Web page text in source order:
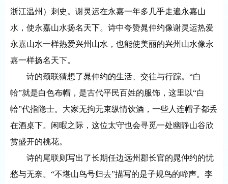
浙江温州）刺史。谢灵运在永嘉一年多几乎走遍永嘉山
水，使永嘉山水扬名天下。诗中夸赞晁仲约像谢灵运热爱
永嘉山水一样热爱兴州山水，也能使美丽的兴州山水像永
嘉一样扬名天下。
诗的颈联猜想了晁仲约的生活、交往与行踪。 “白
帢”就是白色布帽，是古代平民百姓的服饰，这里以“白
帢”代指隐士。大家无拘无束纵情饮酒，一些人连帽子都丢
在酒桌下。闲暇之际，这位太守也会寻觅一处幽静山谷欣
赏盛开的桃花。
诗的尾联则写出了长期任边远州郡长官的晁仲约的忧
愁与无奈。 “不堪山鸟号归去”描写的是子规鸟的啼声。李